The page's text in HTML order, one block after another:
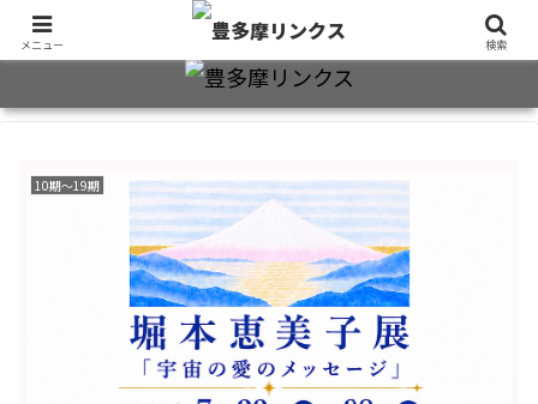
旧制十三中・都立豊多摩高卒業生2万7千人のための同窓会公式サイト
10期〜19期
メニュー 検索